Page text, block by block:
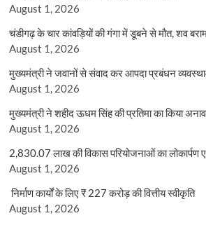
August 1, 2026
चंडीगढ़ के चार कांवड़ियों की गंगा में डूबने से मौत, शव
August 1, 2026
मुख्यमंत्री ने जवानों से संवाद कर आपदा प्रबंधन
August 1, 2026
मुख्यमंत्री ने शहीद ऊधम सिंह की प्रतिमा का किया
August 1, 2026
2,830.07 लाख की विकास परियोजनाओं का लोकार्पण
August 1, 2026
निर्माण कार्यों के लिए ₹ 227 करोड़ की वित्तीय स्वीकृति
August 1, 2026